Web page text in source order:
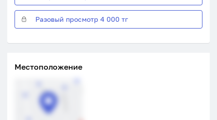
Разовый просмотр 4 000 тг
Местоположение